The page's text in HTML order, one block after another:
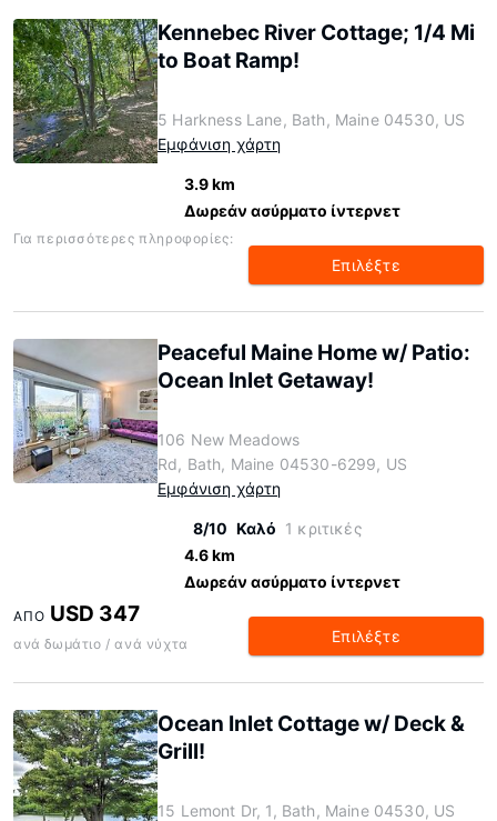
Kennebec River Cottage; 1/4 Mi
to Boat Ramp!
5 Harkness Lane, Bath, Maine 04530, US
Εμφάνιση χάρτη
3.9 km
Δωρεάν ασύρματο ίντερνετ
Για περισσότερες πληροφορίες:
Επιλέξτε
Peaceful Maine Home w/ Patio:
Ocean Inlet Getaway!
106 New Meadows
Rd, Bath, Maine 04530-6299, US
Εμφάνιση χάρτη
8/10 Καλό 1 κριτικές
4.6 km
Δωρεάν ασύρματο ίντερνετ
ΑΠΌ USD 347
ανά δωμάτιο / ανά νύχτα Επιλέξτε
Ocean Inlet Cottage w/ Deck &
Grill!
15 Lemont Dr, 1, Bath, Maine 04530, US